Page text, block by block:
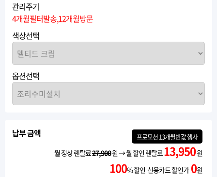
관리주기
4개월필터발송,12개월방문
색상선택
옵션선택
납부 금액 프로모션13개월반값행사
월 정상 렌탈료27,900원 → 월 할인 렌탈료13,950원
100% 할인 신용카드 할인가 0원